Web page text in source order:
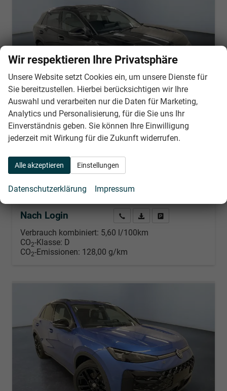
Volkswagen T-Roc
Fahrzeugnr. 31834 Getriebe
Benzin
Nach Login Wir rufen Sie anPDF-Datei, Fahrzeugexposé
Verbrauch kombiniert: 5,60 l/100km
CO2-Klasse: D
CO2-Emissionen: 128,00 g/km
Wir respektieren Ihre Privatsphäre
Unsere Website setzt Cookies ein, um unsere Dienste für
Sie bereitzustellen. Hierbei berücksichtigen wir Ihre
Auswahl und verarbeiten nur die Daten für Marketing,
Analytics und Personalisierung, für die Sie uns Ihr
Einverständnis geben. Sie können Ihre Einwilligung
jederzeit mit Wirkung für die Zukunft widerrufen.
Alle akzeptieren Einstellungen
Datenschutzerklärung Impressum